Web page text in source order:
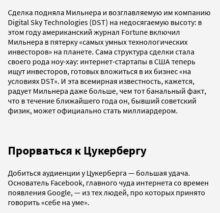
Сделка подняла Мильнера и возглавляемую им компанию
Digital Sky Technologies (DST) на недосягаемую высоту: в
этом году американский журнал Fortune включил
Мильнера в пятерку «самых умных технологических
инвесторов» на планете. Сама структура сделки стала
своего рода ноу-хау: интернет-стартапы в США теперь
ищут инвесторов, готовых вложиться в их бизнес «на
условиях DST». И эта всемирная известность, кажется,
радует Мильнера даже больше, чем тот банальный факт,
что в течение ближайшего года он, бывший советский
физик, может официально стать миллиардером.
Прорваться к Цукербергу
Добиться аудиенции у Цукерберга — большая удача.
Основатель Facebook, главного чуда интернета со времен
появления Google, — из тех людей, про которых принято
говорить «себе на уме».